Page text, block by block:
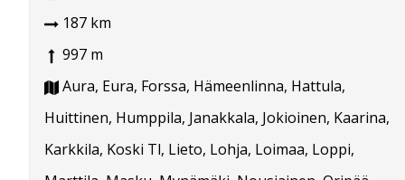
187 km
997 m
Aura, Eura, Forssa, Hämeenlinna, Hattula,
Huittinen, Humppila, Janakkala, Jokioinen, Kaarina,
Karkkila, Koski Tl, Lieto, Lohja, Loimaa, Loppi,